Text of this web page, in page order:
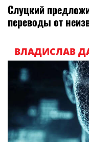
Слуцкий
переводы от
ВЛАДИСЛАВ